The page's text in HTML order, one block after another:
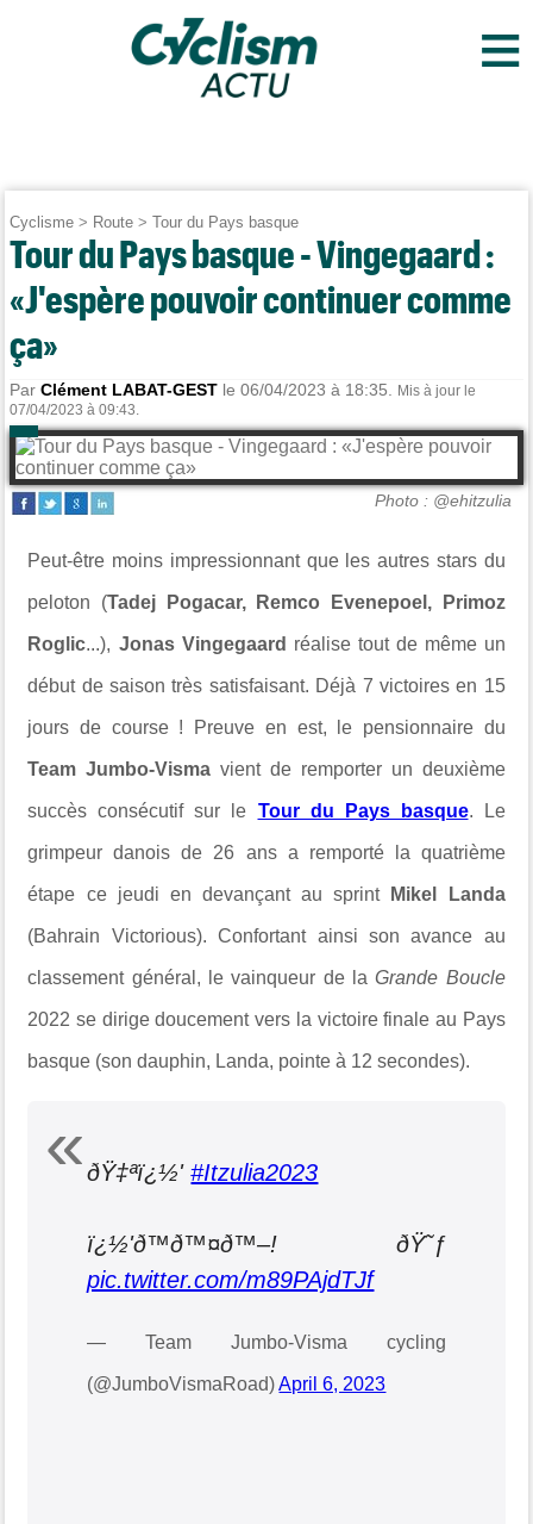
≡
Cyclisme > Route >Tour du Pays basque
Tour du Pays basque - Vingegaard :
«J'espère pouvoir continuer comme
ça»
ParClément LABAT-GEST le 06/04/2023 à 18:35.
Mis à jour le
07/04/2023 à 09:43.
Photo : @ehitzulia
Peut-être moins impressionnant que les autres stars du
peloton (Tadej Pogacar, Remco Evenepoel, Primoz
Roglic...), Jonas Vingegaard réalise tout de même un
début de saison très satisfaisant. Déjà 7 victoires en 15
jours de course ! Preuve en est, le pensionnaire du
Team Jumbo-Visma vient de remporter un deuxième
succès consécutif sur le Tour du Pays basque. Le
grimpeur danois de 26 ans a remporté la quatrième
étape ce jeudi en devançant au sprint Mikel Landa
(Bahrain Victorious). Confortant ainsi son avance au
classement général, le vainqueur de laGrande Boucle
2022 se dirige doucement vers la victoire finale au Pays
basque (son dauphin, Landa, pointe à 12 secondes).
ðŸ‡ªï¿½'#Itzulia2023
ï¿½'ð™ð™¤ð™–! ðŸ˜ƒ
pic.twitter.com/m89PAjdTJf
— Team Jumbo-Visma cycling
(@JumboVismaRoad)April 6, 2023